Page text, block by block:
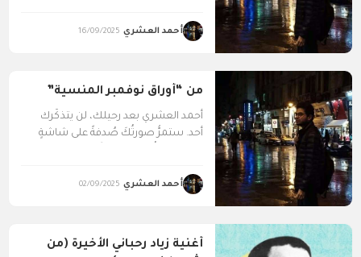
أحمد العشري 16/09/2025
من “أوراق نوفمبر المنسية”
أحمد العشري بعد رحيلك، لن يتذكَّرك
أحد. ستمرُّ صورتُكَ صُدفةً على شاشةٍ
أحمد العشري 02/09/2025
أغنية زياد رحباني الأخيرة (من